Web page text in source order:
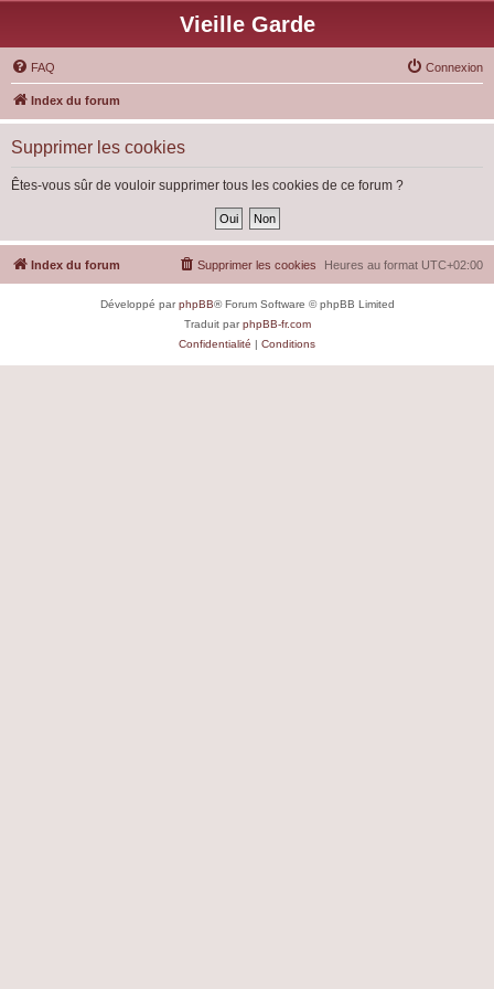
Vieille Garde
FAQ Connexion
Index du forum
Supprimer les cookies
Êtes-vous sûr de vouloir supprimer tous les cookies de ce forum ?
Index du forum Heures au format UTC+02:00
Supprimer les cookies
Développé parphpBB® Forum Software © phpBB Limited
Traduit parphpBB-fr.com
Confidentialité | Conditions